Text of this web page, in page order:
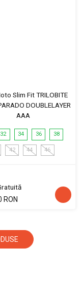
Slim Fit TRILOBITE
DOUBLELAYER
AAA
32 34 36 38
42 44 46
RON